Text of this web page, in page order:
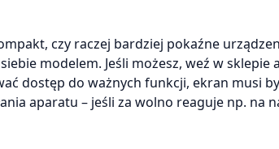
czy raczej bardziej pokaźne
modelem. Jeśli możesz, weź w sklepie
dostęp do ważnych funkcji, ekran musi
aparatu – jeśli za wolno reaguje np. na